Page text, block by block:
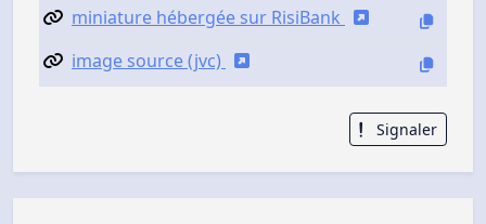
miniature hébergée sur RisiBank
image source (jvc)
Signaler